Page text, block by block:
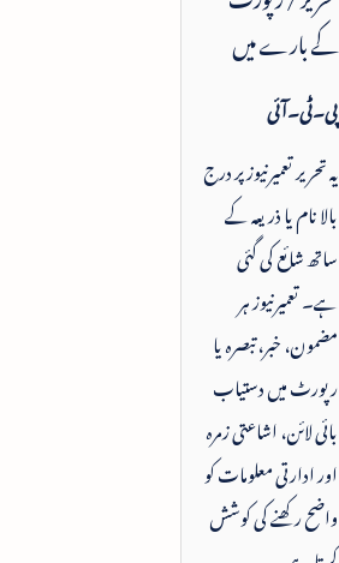
کے بارے میں
پی۔ٹی۔آئی
یہ تحریر تعمیرنیوز پر درج
بالا نام یا ذریعہ کے
ساتھ شائع کی گئی
ہے۔ تعمیرنیوز ہر
مضمون، خبر، تبصرہ یا
رپورٹ میں دستیاب
بائی لائن، اشاعتی زمرہ
اور ادارتی معلومات کو
واضح رکھنے کی کوشش